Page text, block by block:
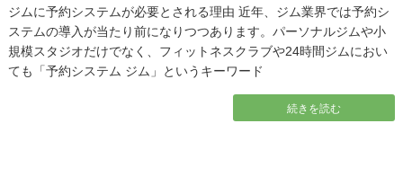
ジムに予約システムが必要とされる理由 近年、ジム業界では予約シ
ステムの導入が当たり前になりつつあります。パーソナルジムや小
規模スタジオだけでなく、フィットネスクラブや24時間ジムにおい
ても「予約システム ジム」というキーワード
続きを読む